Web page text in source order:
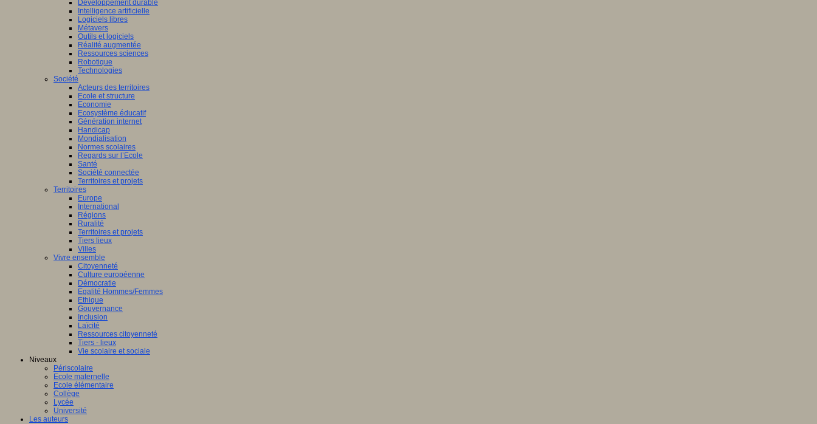
Développement durable
Intelligence artificielle
Logiciels libres
Métavers
Outils et logiciels
Réalité augmentée
Ressources sciences
Robotique
Technologies
Société
Acteurs des territoires
Ecole et structure
Economie
Ecosystème éducatif
Génération internet
Handicap
Mondialisation
Normes scolaires
Regards sur l’Ecole
Santé
Société connectée
Territoires et projets
Territoires
Europe
International
Régions
Ruralité
Territoires et projets
Tiers lieux
Villes
Vivre ensemble
Citoyenneté
Culture européenne
Démocratie
Egalité Hommes/Femmes
Ethique
Gouvernance
Inclusion
Laïcité
Ressources citoyenneté
Tiers - lieux
Vie scolaire et sociale
Niveaux
Périscolaire
Ecole maternelle
Ecole élémentaire
Collège
Lycée
Université
Les auteurs